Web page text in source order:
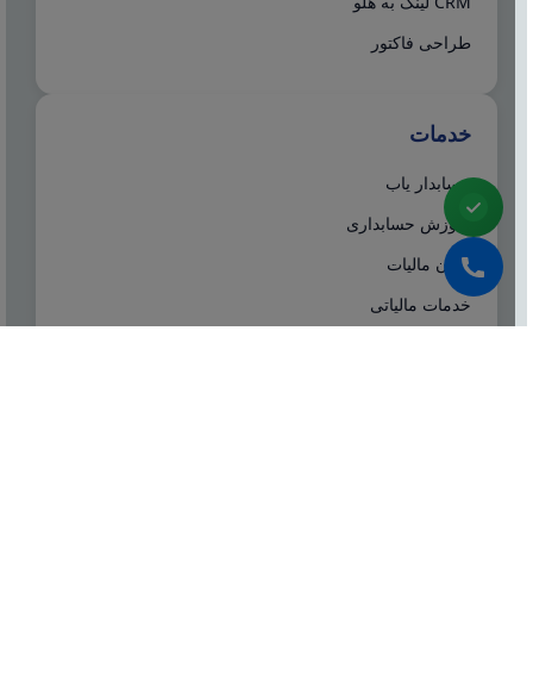
طراحی فاکتور
خدمات
حسابدار یاب
آموزش حسابداری
ایران مالیات
خدمات مالیاتی